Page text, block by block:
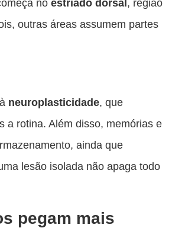
outras áreas assumem partes
neuroplasticidade, que
a rotina. Além disso, memórias e
ainda que
lesão isolada não apaga todo
pegam mais